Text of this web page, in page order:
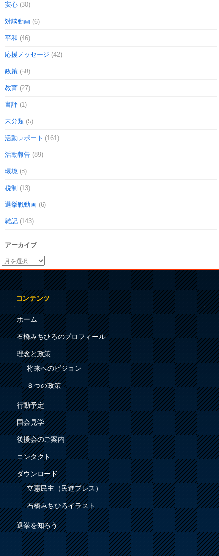
安心 (30)
対談動画 (6)
平和 (46)
応援メッセージ (42)
政策 (58)
教育 (27)
書評 (1)
未分類 (5)
活動レポート (161)
活動報告 (89)
環境 (8)
税制 (13)
選挙戦動画 (6)
雑記 (143)
アーカイブ
コンテンツ
ホーム
石橋みちひろのプロフィール
理念と政策
将来へのビジョン
８つの政策
行動予定
国会見学
後援会のご案内
コンタクト
ダウンロード
立憲民主（民進プレス）
石橋みちひろイラスト
選挙を知ろう